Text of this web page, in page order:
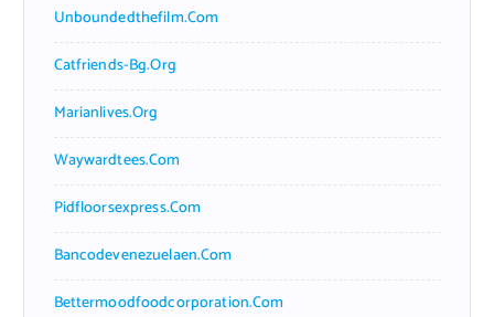
Unboundedthefilm.com
Catfriends-Bg.org
Marianlives.org
Waywardtees.com
Pidfloorsexpress.com
Bancodevenezuelaen.com
Bettermoodfoodcorporation.com